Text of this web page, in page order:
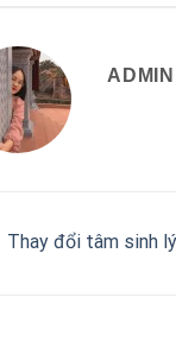
ADMIN
Thay đổi tâm sinh